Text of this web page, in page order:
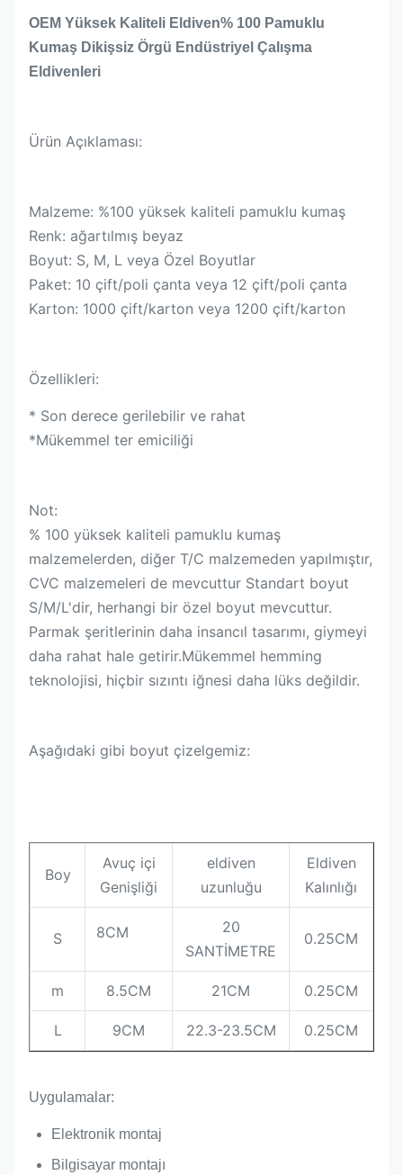
OEM Yüksek Kaliteli Eldiven% 100 Pamuklu
Kumaş Dikişsiz Örgü Endüstriyel Çalışma
Eldivenleri
Ürün Açıklaması:
Malzeme: %100 yüksek kaliteli pamuklu kumaş
Renk: ağartılmış beyaz
Boyut: S, M, L veya Özel Boyutlar
Paket: 10 çift/poli çanta veya 12 çift/poli çanta
Karton: 1000 çift/karton veya 1200 çift/karton
Özellikleri:
* Son derece gerilebilir ve rahat
*Mükemmel ter emiciliği
Not:
% 100 yüksek kaliteli pamuklu kumaş
malzemelerden, diğer T/C malzemeden yapılmıştır,
CVC malzemeleri de mevcuttur Standart boyut
S/M/L'dir, herhangi bir özel boyut mevcuttur.
Parmak şeritlerinin daha insancıl tasarımı, giymeyi
daha rahat hale getirir.Mükemmel hemming
teknolojisi, hiçbir sızıntı iğnesi daha lüks değildir.
Aşağıdaki gibi boyut çizelgemiz:
Boy
Avuç içi
Genişliği
eldiven
uzunluğu
Eldiven
Kalınlığı
S 8CM
20
SANTİMETRE
0.25CM
m 8.5CM 21CM 0.25CM
L 9CM 22.3-23.5CM 0.25CM
Uygulamalar:
Elektronik montaj
Bilgisayar montajı